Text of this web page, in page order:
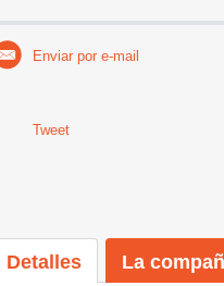
Enviar por e-mail
Tweet
Detalles La